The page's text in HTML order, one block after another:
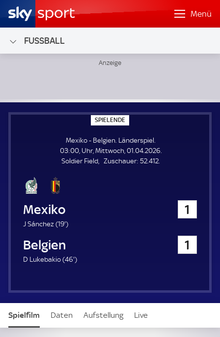
Menü
FUSSBALL
SPIELENDE
P
E
L
E
N
Mexiko - Belgien. Länderspiel.
03:00, Uhr, Mittwoch, 01.04.2026.
Soldier Field
Zuschauer: Z
52.412.
Mexiko 1
J Sánchez (19'1
.
i
t
e
)
Belgien 1
D Lukebakio (46'4
t
)
Spielfilm Daten Aufstellung Live